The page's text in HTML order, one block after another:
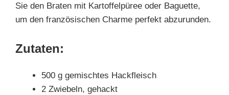
Sie den Braten mit Kartoffelpüree oder Baguette,
um den französischen Charme perfekt abzurunden.
Zutaten:
500 g gemischtes Hackfleisch
2 Zwiebeln, gehackt